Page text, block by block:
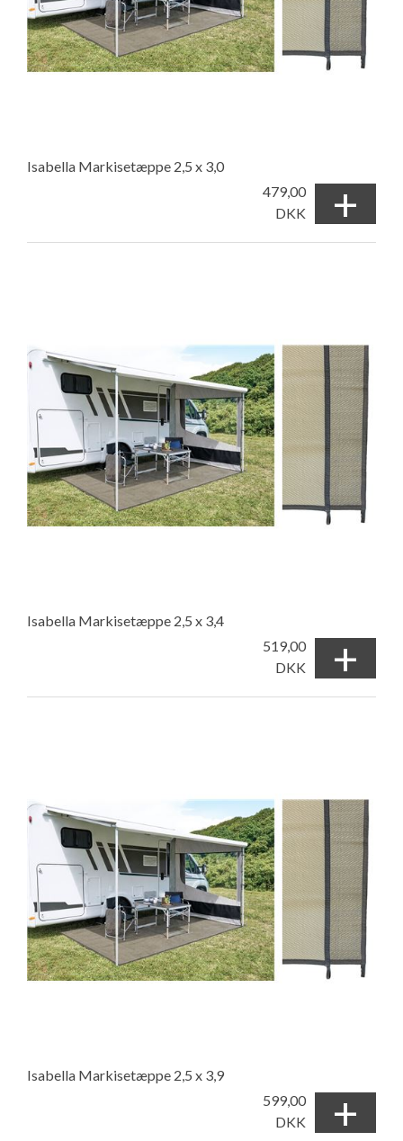
Isabella Markisetæppe 2,5 x 3,0
479,00
DKK
+
Isabella Markisetæppe 2,5 x 3,4
519,00
DKK
+
Isabella Markisetæppe 2,5 x 3,9
599,00
DKK
+